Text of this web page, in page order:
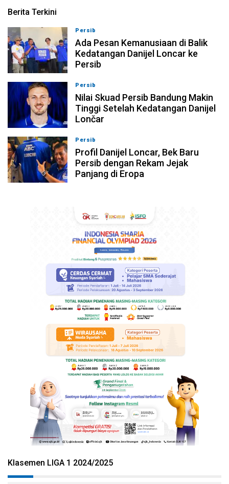
Berita Terkini
Persib
Ada Pesan Kemanusiaan di Balik
Kedatangan Danijel Loncar ke
Persib
Persib
Nilai Skuad Persib Bandung Makin
Tinggi Setelah Kedatangan Danijel
Lončar
Persib
Profil Danijel Loncar, Bek Baru
Persib dengan Rekam Jejak
Panjang di Eropa
Klasemen LIGA 1 2024/2025